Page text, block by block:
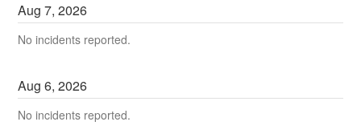
Aug7,2026
No incidents reported.
Aug6,2026
No incidents reported.